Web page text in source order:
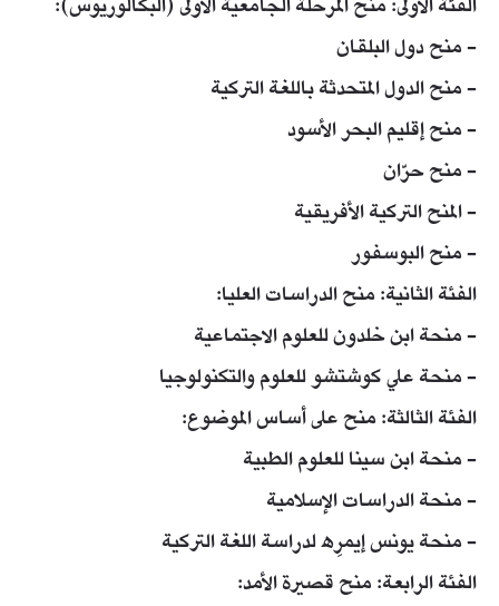
الفئة الأولى: منح المرحلة الجامعية الأولى (البكالوريوس):
- منح دول البلقان
- منح الدول المتحدثة باللغة التركية
- منح إقليم البحر الأسود
- منح حرّان
- المنح التركية الأفريقية
- منح البوسفور
الفئة الثانية: منح الدراسات العليا:
- منحة ابن خلدون للعلوم الاجتماعية
- منحة علي كوشتشو للعلوم والتكنولوجيا
الفئة الثالثة: منح على أساس الموضوع:
- منحة ابن سينا للعلوم الطبية
- منحة الدراسات الإسلامية
- منحة يونس إيمرِه لدراسة اللغة التركية
الفئة الرابعة: منح قصيرة الأمد: